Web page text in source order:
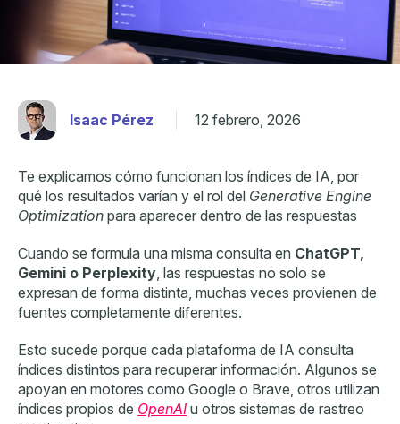
Isaac Pérez 12 febrero, 2026
Te explicamos cómo funcionan los índices de IA, por
qué los resultados varían y el rol del Generative Engine
Optimization para aparecer dentro de las respuestas
Cuando se formula una misma consulta en ChatGPT,
Gemini o Perplexity , las respuestas no solo se
expresan de forma distinta, muchas veces provienen de
fuentes completamente diferentes.
Esto sucede porque cada plataforma de IA consulta
índices distintos para recuperar información. Algunos se
apoyan en motores como Google o Brave, otros utilizan
índices propios de OpenAI u otros sistemas de rastreo